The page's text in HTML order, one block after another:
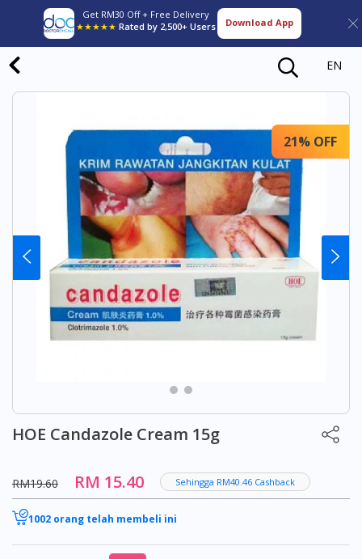
Get RM30 Off + Free Delivery
★★★★★ Rated by 2,500+ Users Download App
EN
21% OFF
HOE Candazole Cream 15g
RM19.60 RM 15.40 Sehingga RM40.46 Cashback
1002 orang telah membeli ini